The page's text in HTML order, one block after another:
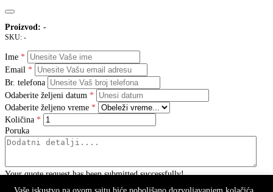
Proizvod: -
SKU: -
Ime
Email
Br. telefona
Odaberite željeni datum
Odaberite željeno vreme
Količina
Poruka
Your quote request has been submitted successfully!